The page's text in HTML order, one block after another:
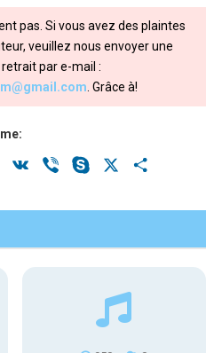
pas. Si vous avez des plaintes
veuillez nous envoyer une
par e-mail :
. Grâce à!
Telegram
VK Viber Skype